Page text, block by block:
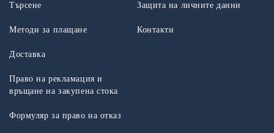
Търсене Защита на личните данни
Методи за плащане
Доставка
Право на рекламация и
връщане на закупена стока
Формуляр за право на отказ
Контакти